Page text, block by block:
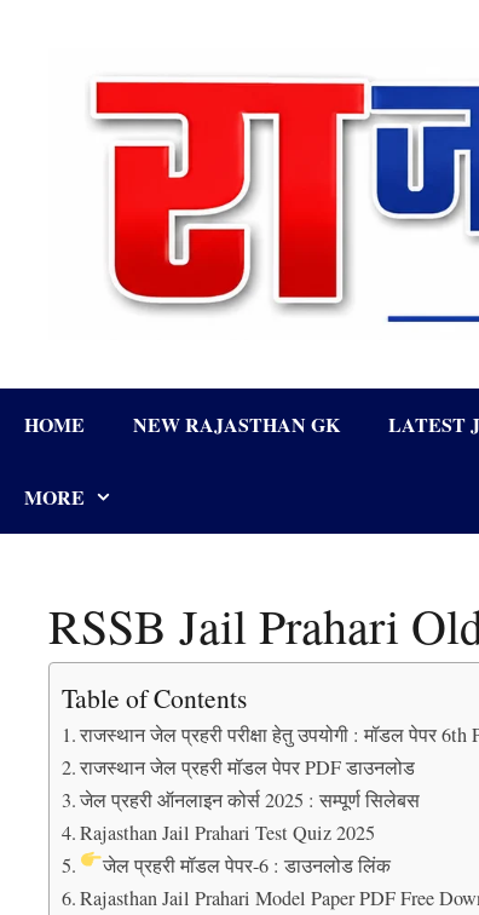
HOME NEW RAJASTHAN GK LATEST
MORE
RSSB Jail Prahari
Table of Contents
राजस्थान जेल प्रहरी परीक्षा हेतु उपयोगी : मॉडल पेपर 6th
राजस्थान जेल प्रहरी मॉडल पेपर PDF डाउनलोड
जेल प्रहरी ऑनलाइन कोर्स 2025 : सम्पूर्ण सिलेबस
Rajasthan Jail Prahari Test Quiz 2025
जेल प्रहरी मॉडल पेपर-6 : डाउनलोड लिंक
Rajasthan Jail Prahari Model Paper PDF Free